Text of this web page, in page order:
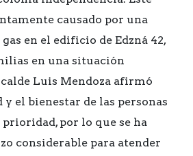
causado por una
en el edificio de Edzná 42,
en una situación
Luis Mendoza afirmó
y el bienestar de las personas
por lo que se ha
considerable para atender